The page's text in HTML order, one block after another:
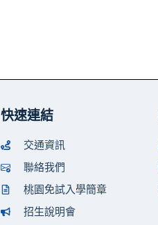
快速連結
交通資訊
聯絡我們
桃園免試入學簡章
招生說明會